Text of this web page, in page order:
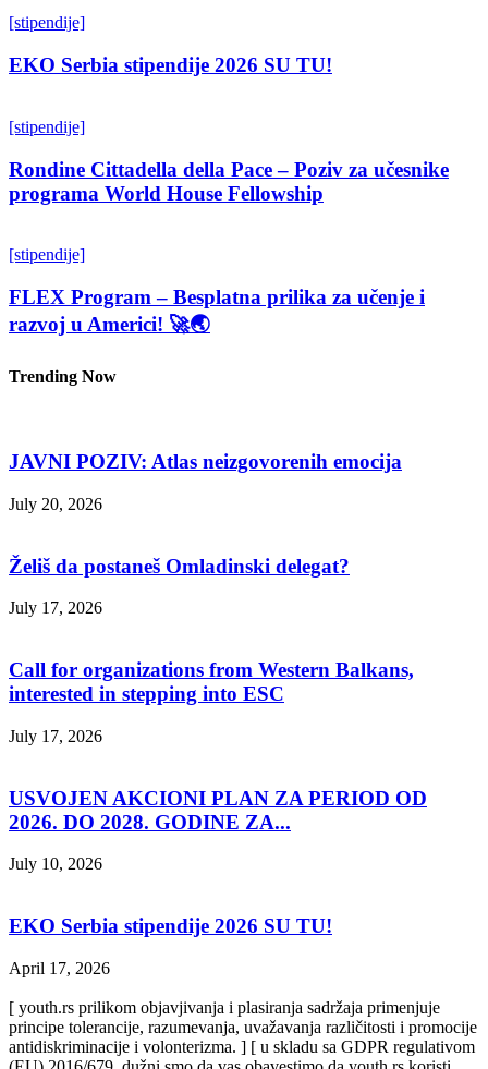
[stipendije]
EKO Serbia stipendije 2026 SU TU!
[stipendije]
Rondine Cittadella della Pace – Poziv za učesnike
programa World House Fellowship
[stipendije]
FLEX Program – Besplatna prilika za učenje i
razvoj u Americi! 🚀🌏
Trending Now
JAVNI POZIV: Atlas neizgovorenih emocija
July 20, 2026
Želiš da postaneš Omladinski delegat?
July 17, 2026
Call for organizations from Western Balkans,
interested in stepping into ESC
July 17, 2026
USVOJEN AKCIONI PLAN ZA PERIOD OD
2026. DO 2028. GODINE ZA...
July 10, 2026
EKO Serbia stipendije 2026 SU TU!
April 17, 2026
[ youth.rs prilikom objavjivanja i plasiranja sadržaja primenjuje
principe tolerancije, razumevanja, uvažavanja različitosti i promocije
antidiskriminacije i volonterizma. ] [ u skladu sa GDPR regulativom